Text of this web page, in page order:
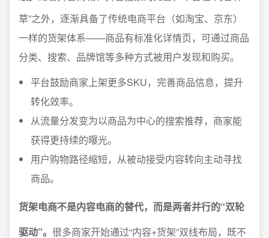
草”之外，逐渐具备了传统电商平台（如淘宝、京东）
一样的货架体系——商品有标准化详情页，可通过商品
分类、搜索、品牌馆等多种方式被用户发现和购买。
平台鼓励商家上架更多SKU，完善商品信息，提升
转化效率。
从流量分发变为以商品为中心的搜索推荐，商家能
获得更持续的曝光。
用户购物路径缩短，从被动接受内容转向主动寻找
商品。
货架电商不是内容电商的替代，而是两者并行的“双轮
驱动”。 很多商家开始通过“内容+货架”双线布局，既不